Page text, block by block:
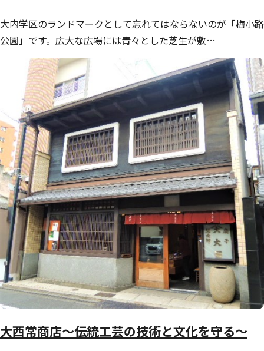
大内学区のランドマークとして忘れてはならないのが「梅小路
公園」です。広大な広場には青々とした芝生が敷…
大西常商店～伝統工芸の技術と文化を守る～